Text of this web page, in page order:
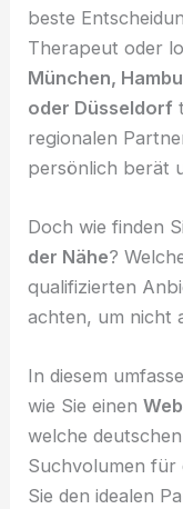
beste
Therapeut oder
München,
oder Düsseldorf
regionalen
persönlich berät
Doch wie finden
der Nähe?
qualifizierten
achten, um nicht
In diesem
wie Sie einen
welche
Suchvolumen für
Sie den idealen